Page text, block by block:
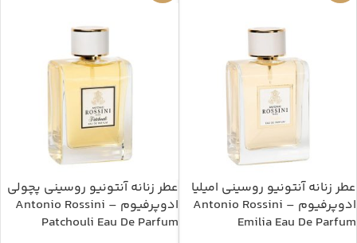
عطر زنانه آنتونیو روسینی امیلیا
ادوپرفیوم – Antonio Rossini
Emilia Eau De Parfum
عطر زنانه آنتونیو روسینی پچولی
ادوپرفیوم – Antonio Rossini
Patchouli Eau De Parfum